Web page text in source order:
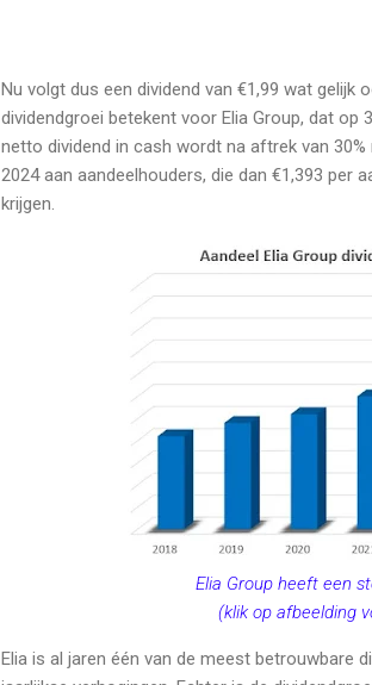
Nu volgt dus een dividend van €1,99 wat gelijk
dividendgroei betekent voor Elia Group, dat op
netto dividend in cash wordt na aftrek van
2024 aan aandeelhouders, die dan €1,393 per
krijgen.
Elia Group heeft een
(klik op afbeelding
Elia is al jaren één van de meest betrouwbare